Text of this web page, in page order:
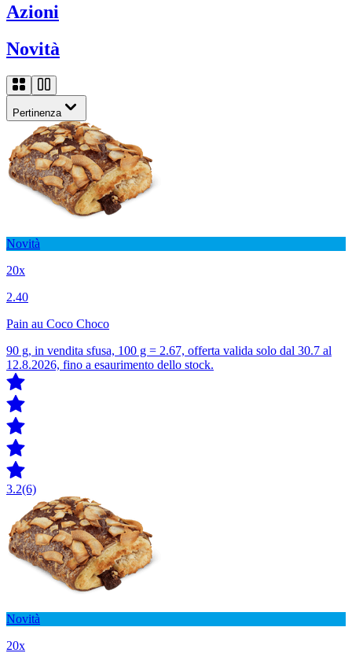
Azioni
Novità
Pertinenza
Novità
20x
2.40
Pain au Coco Choco
90 g, in vendita sfusa, 100 g = 2.67, offerta valida solo dal 30.7 al
12.8.2026, fino a esaurimento dello stock.
3.2(6)
Novità
20x